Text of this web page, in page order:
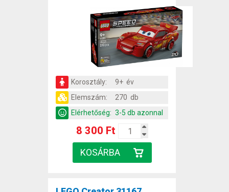
Korosztály:
9+ év
Elemszám:
270 db
Elérhetőség: 3-5 db azonnal
8 300 Ft